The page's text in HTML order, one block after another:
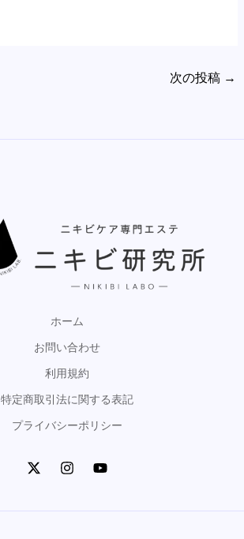
次の投稿 →
ホーム
お問い合わせ
利用規約
特定商取引法に関する表記
プライバシーポリシー